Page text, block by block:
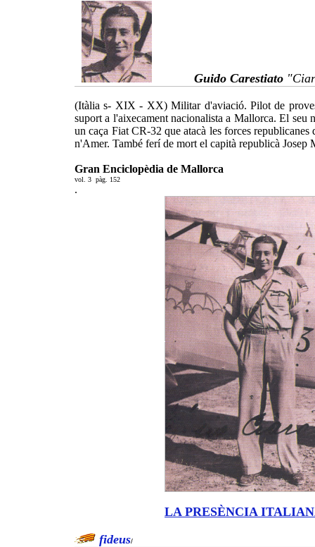
Guido Carestiato
(Itàlia s- XIX - XX) Militar d'aviació. Pilot de
suport a l'aixecament nacionalista a Mallorca. El
un caça Fiat CR-32 que atacà les forces
n'Amer. També ferí de mort el capità republicà
Gran Enciclopèdia de Mallorca
vol. 3 pàg. 152
.
LA PRESÈNCIA
fideus/